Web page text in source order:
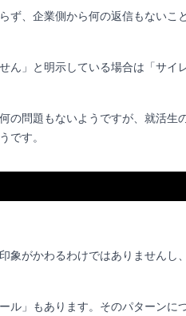
ず、企業側から何の返信もないこ
ん」と明示している場合は「サイ
の問題もないようですが、就活生
です。
象がかわるわけではありませんし
ル」もあります。そのパターンに